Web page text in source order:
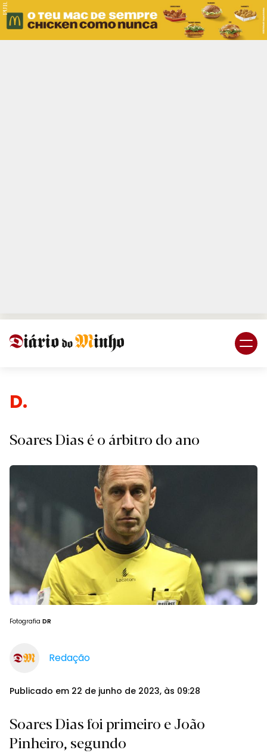
PUB.
Desp
Soares Dias é o árbitro do ano
Fotografia DR
Redação
Publicado em 22 de junho de 2023, às 09:28
Soares Dias foi primeiro e João
Pinheiro, segundo